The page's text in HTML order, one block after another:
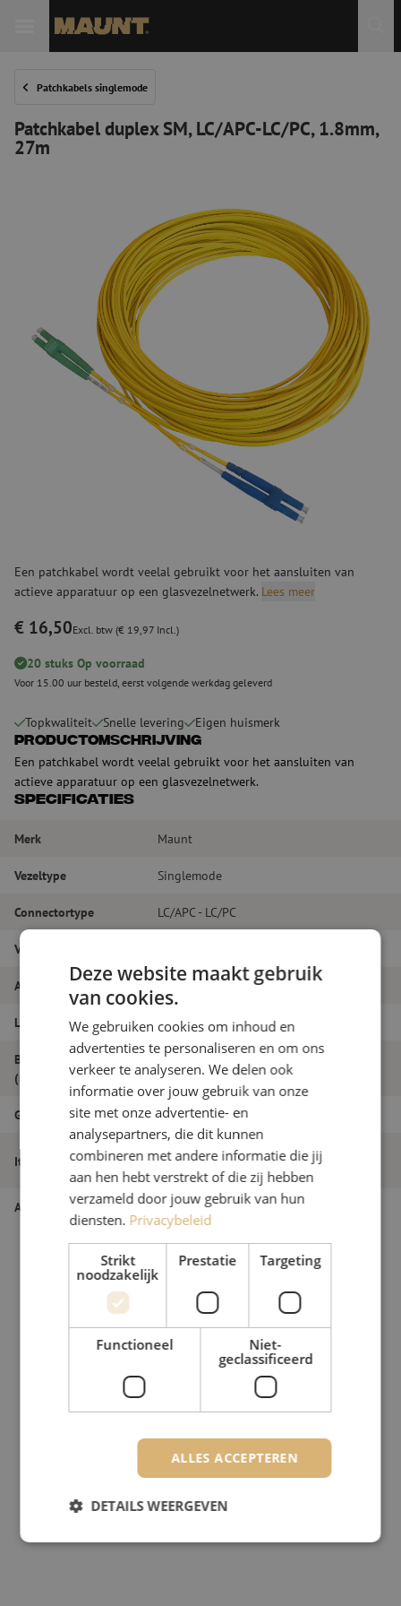
Patchkabels singlemode
Patchkabel duplex SM, LC/APC-LC/PC, 1.8mm,
27m
Een patchkabel wordt veelal gebruikt voor het aansluiten van
actieve apparatuur op een glasvezelnetwerk. Lees meer
€ 16,50Excl. btw (€ 19,97 Incl.)
20 stuks Op voorraad
Voor 15.00 uur besteld, eerst volgende werkdag geleverd
Topkwaliteit Snelle levering Eigen huismerk
Productomschrijving
Een patchkabel wordt veelal gebruikt voor het aansluiten van
actieve apparatuur op een glasvezelnetwerk.
Specificaties
Merk Maunt
Vezeltype Singlemode
Connectortype LC/APC - LC/PC
Vezelsoort
Aantal vezels Duplex
Lengte 27m
Buitendiameter
(mm)
1.8
Grade B
Itemnaam
Patchkabel duplex SM, LC/APC-LC/PC,
1.8mm, 27m
Artikelnummer M20000625
Deze website maakt gebruik
van cookies.
We gebruiken cookies om inhoud en
advertenties te personaliseren en om ons
verkeer te analyseren. We delen ook
informatie over jouw gebruik van onze
site met onze advertentie- en
analysepartners, die dit kunnen
combineren met andere informatie die jij
aan hen hebt verstrekt of die zij hebben
verzameld door jouw gebruik van hun
diensten. Privacybeleid
Strikt
noodzakelijk
Prestatie Targeting
Functioneel
Niet-
geclassificeerd
ALLES ACCEPTEREN
DETAILS WEERGEVEN